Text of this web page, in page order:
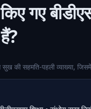
गए
की सहमति-पहली व्याख्या,